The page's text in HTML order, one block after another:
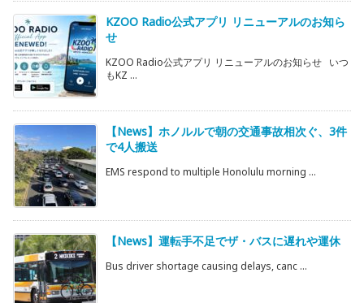
KZOO Radio公式アプリ リニューアルのお知ら
せ
KZOO Radio公式アプリ リニューアルのお知らせ いつ
もKZ ...
【News】ホノルルで朝の交通事故相次ぐ、3件
で4人搬送
EMS respond to multiple Honolulu morning ...
【News】運転手不足でザ・バスに遅れや運休
Bus driver shortage causing delays, canc ...